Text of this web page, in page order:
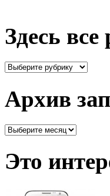
Здесь
Здесь
Архив
Архив
месяцам
Это